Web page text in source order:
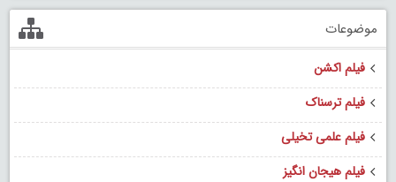
موضوعات
فیلم اکشن
فیلم ترسناک
فیلم علمی تخیلی
فیلم هیجان انگیز